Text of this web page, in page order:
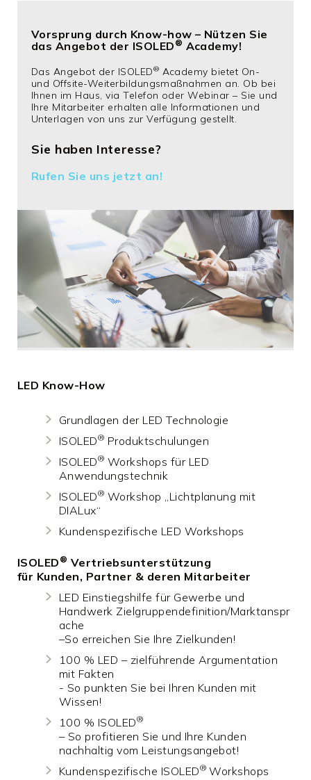
Vorsprung durch Know-how – Nützen Sie
das Angebot der ISOLED ® Academy!
Das Angebot der ISOLED® Academy bietet On-
und Offsite-Weiterbildungsmaßnahmen an. Ob bei
Ihnen im Haus, via Telefon oder Webinar – Sie und
Ihre Mitarbeiter erhalten alle Informationen und
Unterlagen von uns zur Verfügung gestellt.
Sie haben Interesse?
Rufen Sie uns jetzt an!
LED Know-How
Grundlagen der LED Technologie
ISOLED® Produktschulungen
ISOLED® Workshops für LED
Anwendungstechnik
ISOLED® Workshop „Lichtplanung mit
DIALux“
Kundenspezifische LED Workshops
ISOLED ® Vertriebsunterstützung
für Kunden, Partner & deren Mitarbeiter
LED Einstiegshilfe für Gewerbe und
Handwerk Zielgruppendefinition/Marktanspr
ache
–So erreichen Sie Ihre Zielkunden!
100 % LED – zielführende Argumentation
mit Fakten
- So punkten Sie bei Ihren Kunden mit
Wissen!
100 % ISOLED®
– So profitieren Sie und Ihre Kunden
nachhaltig vom Leistungsangebot!
Kundenspezifische ISOLED® Workshops